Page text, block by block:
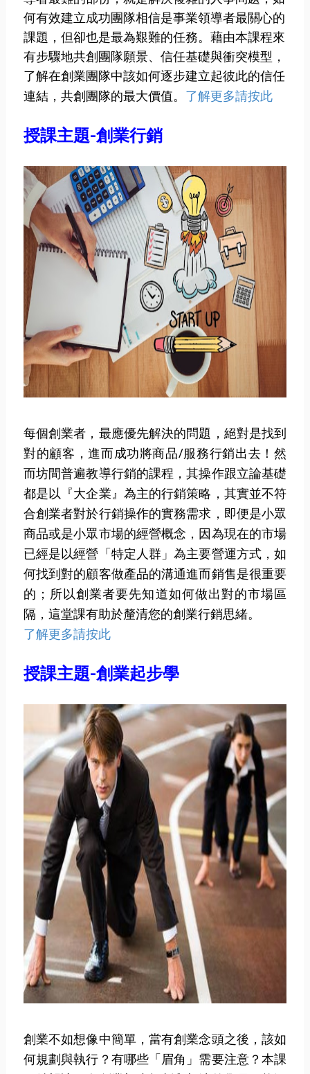
何有效建立成功團隊相信是事業領導者最關心的
課題，但卻也是最為艱難的任務。藉由本課程來
有步驟地共創團隊願景、信任基礎與衝突模型，
了解在創業團隊中該如何逐步建立起彼此的信任
連結，共創團隊的最大價值。 了解更多請按此
授課主題-創業行銷
每個創業者，最應優先解決的問題，絕對是找到
對的顧客，進而成功將商品/服務行銷出去！然
而坊間普遍教導行銷的課程，其操作跟立論基礎
都是以『大企業』為主的行銷策略，其實並不符
合創業者對於行銷操作的實務需求，即便是小眾
商品或是小眾市場的經營概念，因為現在的市場
已經是以經營「特定人群」為主要營運方式，如
何找到對的顧客做產品的溝通進而銷售是很重要
的；所以創業者要先知道如何做出對的市場區
隔，這堂課有助於釐清您的創業行銷思緒。
了解更多請按此
授課主題-創業起步學
創業不如想像中簡單，當有創業念頭之後，該如
何規劃與執行？有哪些「眉角」需要注意？本課